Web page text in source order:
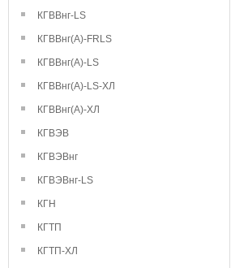
КГВВнг-LS
КГВВнг(А)-FRLS
КГВВнг(А)-LS
КГВВнг(А)-LS-ХЛ
КГВВнг(А)-ХЛ
КГВЭВ
КГВЭВнг
КГВЭВнг-LS
КГН
КГТП
КГТП-ХЛ